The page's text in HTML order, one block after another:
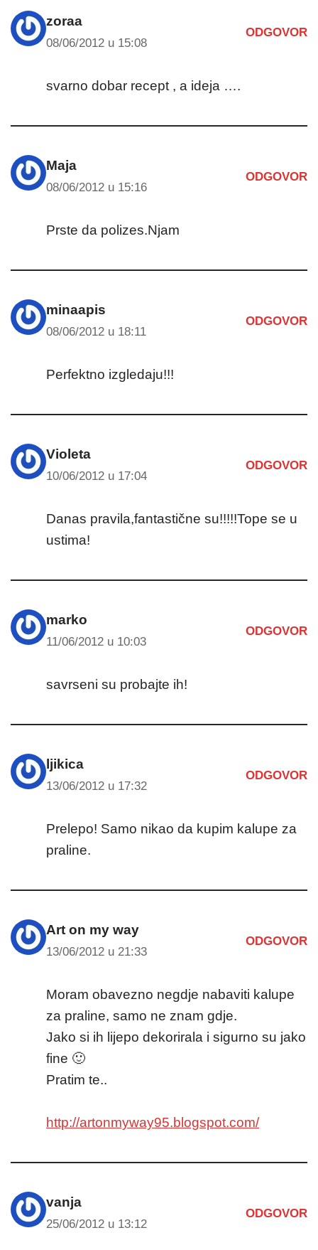
zoraa
08/06/2012 u 15:08
ODGOVOR
svarno dobar recept , a ideja ….
Maja
08/06/2012 u 15:16
ODGOVOR
Prste da polizes.Njam
minaapis
08/06/2012 u 18:11
ODGOVOR
Perfektno izgledaju!!!
Violeta
10/06/2012 u 17:04
ODGOVOR
Danas pravila,fantastične su!!!!!Tope se u
ustima!
marko
11/06/2012 u 10:03
ODGOVOR
savrseni su probajte ih!
ljikica
13/06/2012 u 17:32
ODGOVOR
Prelepo! Samo nikao da kupim kalupe za
praline.
Art on my way
13/06/2012 u 21:33
ODGOVOR
Moram obavezno negdje nabaviti kalupe
za praline, samo ne znam gdje.
Jako si ih lijepo dekorirala i sigurno su jako
fine 🙂
Pratim te..
http://artonmyway95.blogspot.com/
vanja
25/06/2012 u 13:12
ODGOVOR